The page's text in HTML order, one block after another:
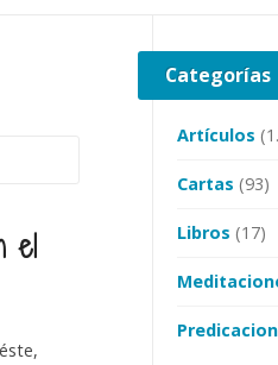
el
Categorías
Artículos
Cartas (93)
Libros (17)